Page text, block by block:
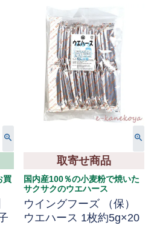
買
取寄せ商品
国内産100％の小麦粉で焼いた
サクサクのウエハース
ウイングフーズ （保）
ウエハース 1枚約5g×20